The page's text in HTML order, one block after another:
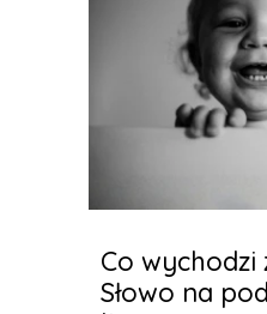
Co wychodzi
Słowo na